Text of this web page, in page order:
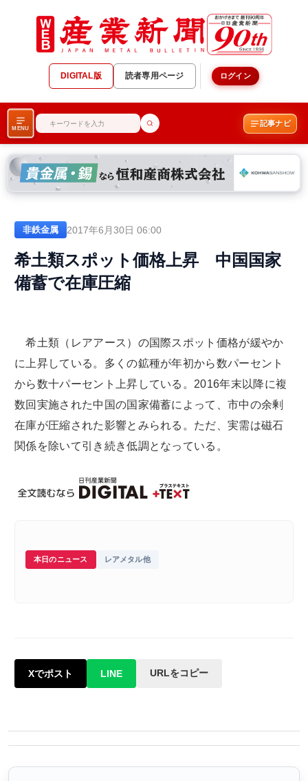
DIGITAL版 読者専用ページ ログイン
MENU
記事ナビ
非鉄金属 2017年6月30日 06:00
希土類スポット価格上昇 中国国家
備蓄で在庫圧縮
希土類（レアアース）の国際スポット価格が緩やか
に上昇している。多くの鉱種が年初から数パーセント
から数十パーセント上昇している。2016年末以降に複
数回実施された中国の国家備蓄によって、市中の余剰
在庫が圧縮された影響とみられる。ただ、実需は磁石
関係を除いて引き続き低調となっている。
本日のニュース レアメタル他
Xでポスト LINE URLをコピー